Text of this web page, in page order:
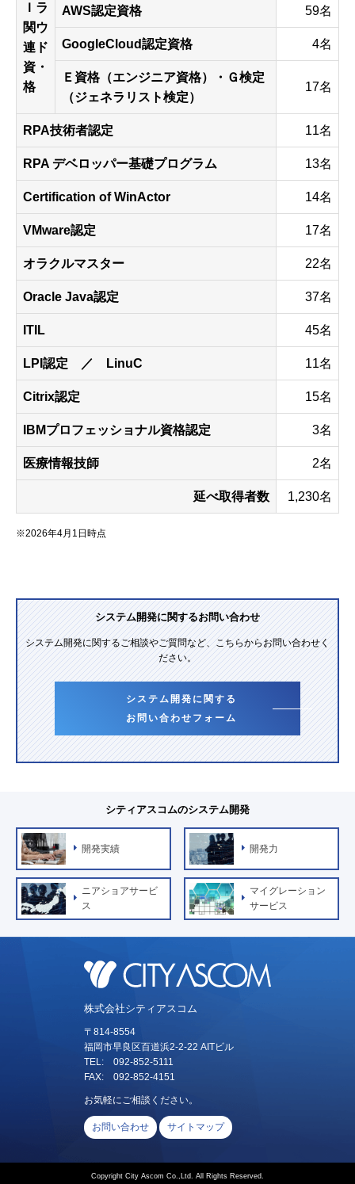
Ｉラ
関ウ
連ド
資・
格
AWS認定資格 59名
GoogleCloud認定資格 4名
Ｅ資格（エンジニア資格）・Ｇ検定
（ジェネラリスト検定）
17名
RPA技術者認定 11名
RPA デベロッパー基礎プログラム 13名
Certification of WinActor 14名
VMware認定 17名
オラクルマスター 22名
Oracle Java認定 37名
ITIL 45名
LPI認定 ／ LinuC 11名
Citrix認定 15名
IBMプロフェッショナル資格認定 3名
医療情報技師 2名
延べ取得者数 1,230名
※2026年4月1日時点
システム開発に関するお問い合わせ
システム開発に関するご相談やご質問など、こちらからお問い合わせく
ださい。
システム開発に関する
お問い合わせフォーム
シティアスコムのシステム開発
開発実績 開発力
ニアショアサービ
ス
マイグレーション
サービス
株式会社シティアスコム
〒814-8554
福岡市早良区百道浜2-2-22 AITビル
TEL: 092-852-5111
FAX: 092-852-4151
お気軽にご相談ください。
お問い合わせ サイトマップ
Copyright City Ascom Co.,Ltd. All Rights Reserved.